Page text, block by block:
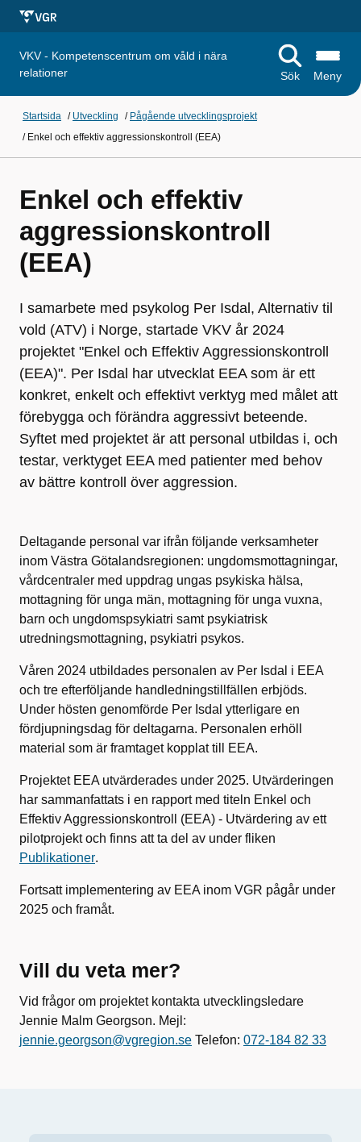
VKV - Kompetenscentrum om våld i nära
relationer
Sök Meny
Startsida / Utveckling / Pågående utvecklingsprojekt
/ Enkel och effektiv aggressionskontroll (EEA)
Enkel och effektiv
aggressionskontroll
(EEA)
I samarbete med psykolog Per Isdal, Alternativ til
vold (ATV) i Norge, startade VKV år 2024
projektet "Enkel och Effektiv Aggressionskontroll
(EEA)". Per Isdal har utvecklat EEA som är ett
konkret, enkelt och effektivt verktyg med målet att
förebygga och förändra aggressivt beteende.
Syftet med projektet är att personal utbildas i, och
testar, verktyget EEA med patienter med behov
av bättre kontroll över aggression.
Deltagande personal var ifrån följande verksamheter
inom Västra Götalandsregionen: ungdomsmottagningar,
vårdcentraler med uppdrag ungas psykiska hälsa,
mottagning för unga män, mottagning för unga vuxna,
barn och ungdomspsykiatri samt psykiatrisk
utredningsmottagning, psykiatri psykos.
Våren 2024 utbildades personalen av Per Isdal i EEA
och tre efterföljande handledningstillfällen erbjöds.
Under hösten genomförde Per Isdal ytterligare en
fördjupningsdag för deltagarna. Personalen erhöll
material som är framtaget kopplat till EEA.
Projektet EEA utvärderades under 2025. Utvärderingen
har sammanfattats i en rapport med titeln Enkel och
Effektiv Aggressionskontroll (EEA) - Utvärdering av ett
pilotprojekt och finns att ta del av under fliken
Publikationer.
Fortsatt implementering av EEA inom VGR pågår under
2025 och framåt.
Vill du veta mer?
Vid frågor om projektet kontakta utvecklingsledare
Jennie Malm Georgson. Mejl:
jennie.georgson@vgregion.se Telefon: 072-184 82 33